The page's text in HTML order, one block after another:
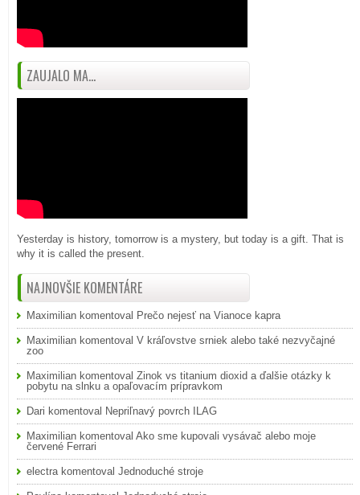
ZAUJALO MA...
Yesterday is history, tomorrow is a mystery, but today is a gift. That is
why it is called the present.
NAJNOVŠIE KOMENTÁRE
Maximilian komentoval Prečo nejesť na Vianoce kapra
Maximilian komentoval V kráľovstve srniek alebo také nezvyčajné
zoo
Maximilian komentoval Zinok vs titanium dioxid a ďalšie otázky k
pobytu na slnku a opaľovacím prípravkom
Dari komentoval Nepriľnavý povrch ILAG
Maximilian komentoval Ako sme kupovali vysávač alebo moje
červené Ferrari
electrakomentoval Jednoduché stroje